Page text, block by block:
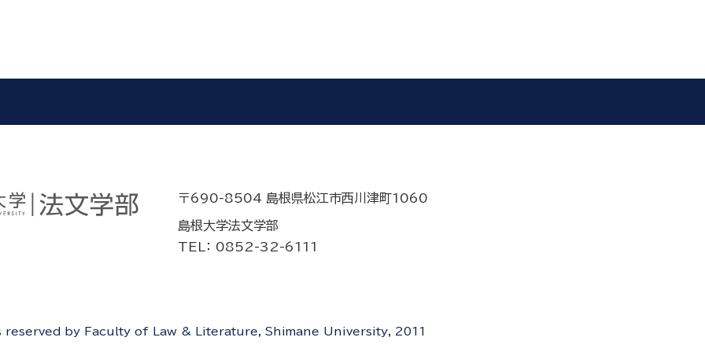
〒690-8504 島根県松江市西川津町1060
島根大学法文学部
TEL： 0852-32-6111
by Faculty of Law & Literature, Shimane University, 2011